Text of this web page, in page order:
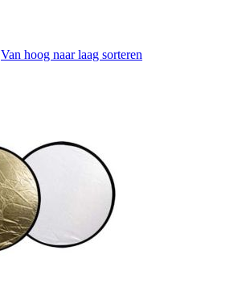
Van hoog naar laag sorteren